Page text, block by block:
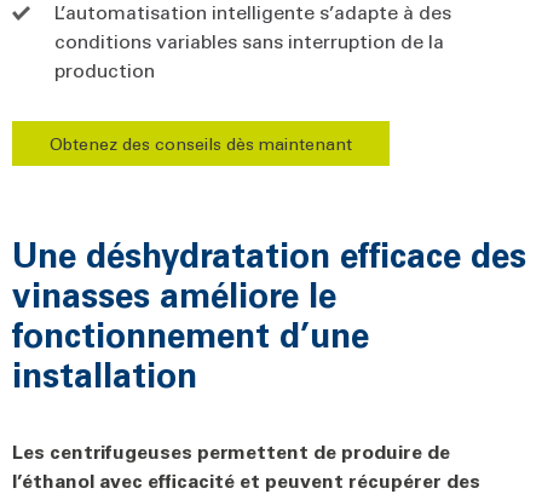
L’automatisation intelligente s’adapte à des
conditions variables sans interruption de la
production
Obtenez des conseils dès maintenant
Une déshydratation efficace des
vinasses améliore le
fonctionnement d’une
installation
Les centrifugeuses permettent de produire de
l’éthanol avec efficacité et peuvent récupérer des